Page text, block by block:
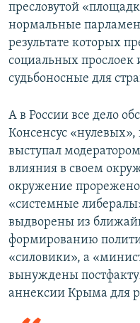
пресловутой
нормальные
результате которых
социальных
судьбоносные для
А в России все дело
Консенсус
выступал
влияния в своем
окружение
«системные
выдворены из
формированию
«силовики», а
вынуждены
аннексии Крыма для